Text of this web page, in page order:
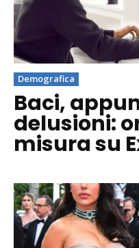
Demografica
Baci,
delusioni:
misura su